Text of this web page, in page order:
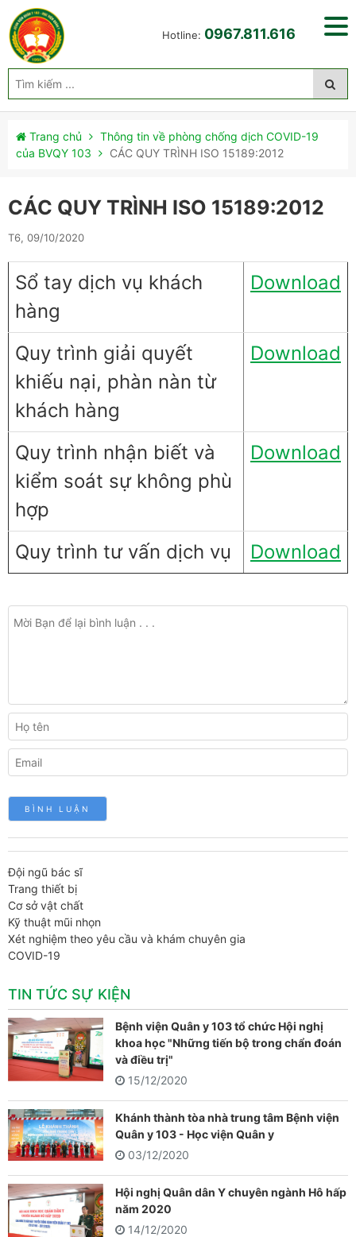
Hotline: 0967.811.616
Trang chủ
Thông tin về phòng chống dịch COVID-19
của BVQY 103
CÁC QUY TRÌNH ISO 15189:2012
CÁC QUY TRÌNH ISO 15189:2012
T6, 09/10/2020
Sổ tay dịch vụ khách
hàng
Download
Quy trình giải quyết
khiếu nại, phàn nàn từ
khách hàng
Download
Quy trình nhận biết và
kiểm soát sự không phù
hợp
Download
Quy trình tư vấn dịch vụ Download
Đội ngũ bác sĩ
Trang thiết bị
Cơ sở vật chất
Kỹ thuật mũi nhọn
Xét nghiệm theo yêu cầu và khám chuyên gia
COVID-19
TIN TỨC SỰ KIỆN
Bệnh viện Quân y 103 tổ chức Hội nghị
khoa học "Những tiến bộ trong chẩn đoán
và điều trị"
15/12/2020
Khánh thành tòa nhà trung tâm Bệnh viện
Quân y 103 - Học viện Quân y
03/12/2020
Hội nghị Quân dân Y chuyên ngành Hô hấp
năm 2020
14/12/2020